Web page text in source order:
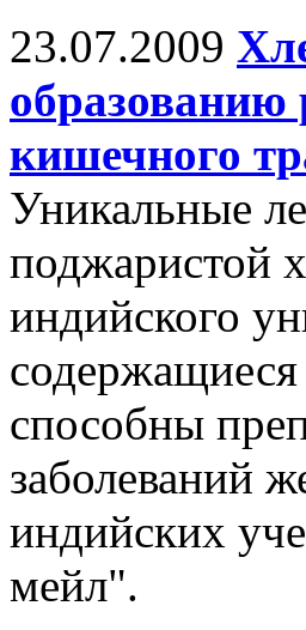
23.07.2009
образованию
кишечного
Уникальные
поджаристой
индийского
способны
заболеваний
индийских
мейл".